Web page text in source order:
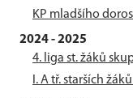
KP mladšího
2024 - 2025
4. liga st. žáků
I. A tř. starších